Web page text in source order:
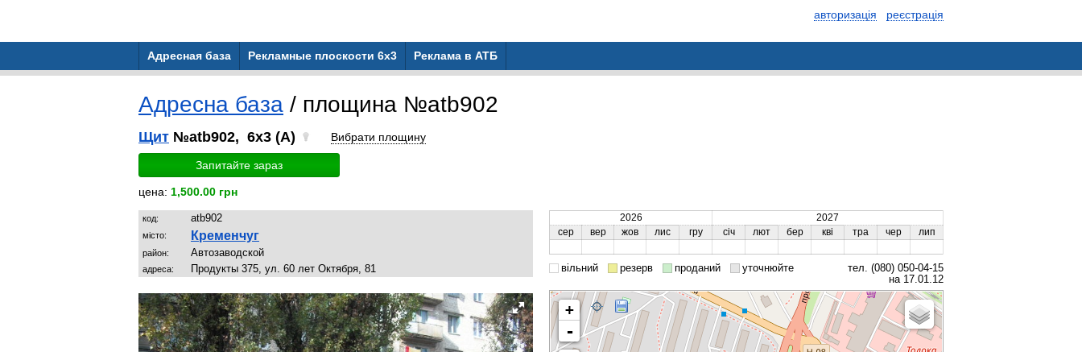
авторизація реєстрація
Адресная база Рекламные плоскости 6x3 Реклама в АТБ
Адресна база / площина №atb902
Щит №atb902, 6x3 (A) Вибрати площину
Запитайте зараз
цена: 1,500.00 грн
код: atb902
місто: Кременчуг
район: Автозаводской
адреса: Продукты 375, ул. 60 лет Октября, 81
2026
2027
сер
вер жов лис гру січ лют бер кві тра чер лип
вільний резерв проданий уточнюйте
тел. (080) 050-04-15
на 17.01.12
+
-